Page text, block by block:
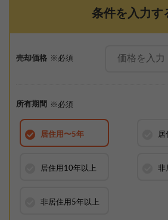
条件を入力す
売却価格 ※必須
所有期間 ※必須
居住用 〜5年 居
居住用 10年以上 非
非居住用 5年以上